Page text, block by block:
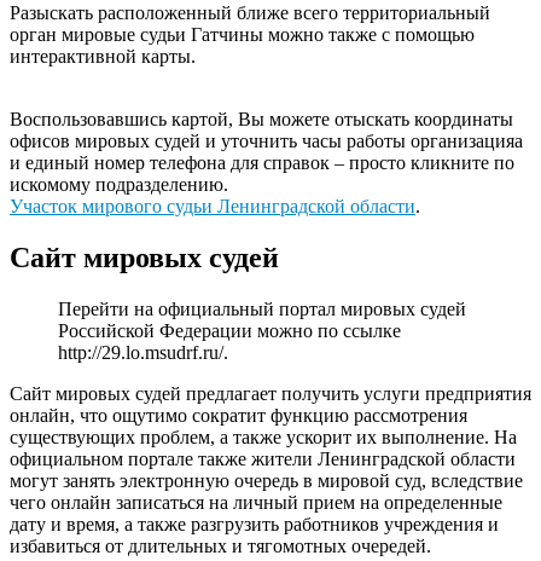
Разыскать расположенный ближе всего территориальный
орган мировые судьи Гатчины можно также с помощью
интерактивной карты.
Воспользовавшись картой, Вы можете отыскать координаты
офисов мировых судей и уточнить часы работы организацияа
и единый номер телефона для справок – просто кликните по
искомому подразделению.
Участок мирового судьи Ленинградской области.
Сайт мировых судей
Перейти на официальный портал мировых судей
Российской Федерации можно по ссылке
http://29.lo.msudrf.ru/.
Сайт мировых судей предлагает получить услуги предприятия
онлайн, что ощутимо сократит функцию рассмотрения
существующих проблем, а также ускорит их выполнение. На
официальном портале также жители Ленинградской области
могут занять электронную очередь в мировой суд, вследствие
чего онлайн записаться на личный прием на определенные
дату и время, а также разгрузить работников учреждения и
избавиться от длительных и тягомотных очередей.